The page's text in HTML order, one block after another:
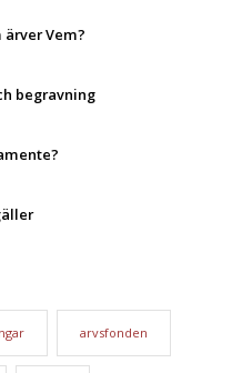
ärver Vem?
begravning
arvsfonden